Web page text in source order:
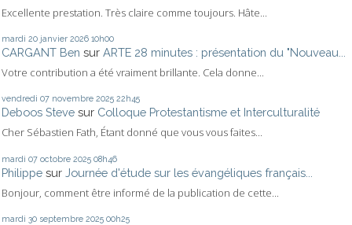
Excellente prestation. Très claire comme toujours. Hâte...
mardi 20 janvier 2026 10h00
CARGANT Ben sur ARTE 28 minutes : présentation du "Nouveau...
Votre contribution a été vraiment brillante. Cela donne...
vendredi 07 novembre 2025 22h45
Deboos Steve sur Colloque Protestantisme et Interculturalité
Cher Sébastien Fath, Étant donné que vous vous faites...
mardi 07 octobre 2025 08h46
Philippe sur Journée d'étude sur les évangéliques français...
Bonjour, comment être informé de la publication de cette...
mardi 30 septembre 2025 00h25